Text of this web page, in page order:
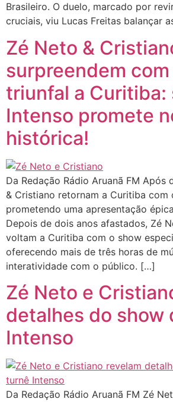
Brasileiro. O duelo, marcado por
cruciais, viu Lucas Freitas balançar
Zé Neto &
surpreendem
triunfal a Curitiba:
Intenso promete
histórica!
Da Redação Rádio Aruanã FM Após
& Cristiano retornam a Curitiba com
prometendo uma apresentação
Depois de dois anos afastados, Zé
voltam a Curitiba com o show
oferecendo mais de três horas de
interatividade com o público. […]
Zé Neto e
detalhes do show
Intenso
Da Redação Rádio Aruanã FM Zé